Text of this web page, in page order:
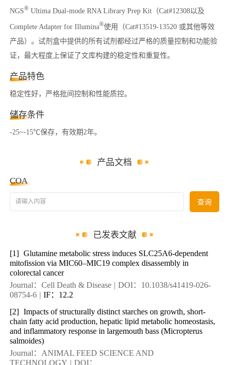
NGS® Ultima Dual-mode RNA Library Prep Kit（Cat#12308以及
Complete Adapter for Illumina®使用（Cat#13519-13520 或其他等效
产品）。试剂盒中提供的所有试剂都经过严格的质量控制和功能验
证，最大程度上保证了文库构建的稳定性和重复性。
产品特色
稳定性好，严格批间控制和性能质控。
储存条件
-25~-15℃保存，有效期2年。
产品文档
COA
请输入内容 查询
已发表文献
[1] Glutamine metabolic stress induces SLC25A6-dependent
mitofission via MIC60–MIC19 complex disassembly in
colorectal cancer
Journal：Cell Death & Disease | DOI：10.1038/s41419-026-
08754-6 | IF：12.2
[2] Impacts of structurally distinct starches on growth, short-
chain fatty acid production, hepatic lipid metabolic homeostasis,
and inflammatory response in largemouth bass (Micropterus
salmoides)
Journal：ANIMAL FEED SCIENCE AND
TECHNOLOGY | DOI：